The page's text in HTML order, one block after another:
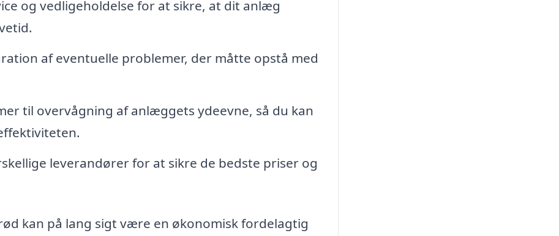
og vedligeholdelse for at sikre, at dit anlæg
af eventuelle problemer, der måtte opstå med
til overvågning af anlæggets ydeevne, så du kan
leverandører for at sikre de bedste priser og
kan på lang sigt være en økonomisk fordelagtig